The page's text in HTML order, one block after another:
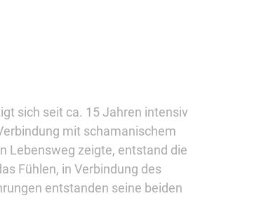
sich seit ca. 15 Jahren intensiv
mit schamanischem
Lebensweg zeigte, entstand die
Fühlen, in Verbindung des
entstanden seine beiden